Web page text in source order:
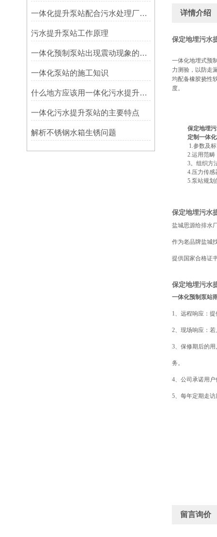
一体化提升泵站配合污水处理厂肩负重要使命
污水提升泵站工作原理
一体化预制泵站出现震动现象的原因
一体化泵站的施工知识
什么地方应该用一体化污水提升泵站
一体化污水提升泵站的主要特点
解析不锈钢水箱生锈问题
详情介绍
保定地埋污水
一体化地埋式预
力测验，以防走
均配备橡胶挠性
度。
保定地埋
定制一体
1.参数及
2.运用范畴
3。组织方
4.压力传
5.泵站规
保定地埋污水
盐城思源给排水
作为老品牌盐城
提供国家合格证
保定地埋污水
一体化预制泵站
1、远程响应：
2、现场响应：
3、保修期后的
务。
4、公司承诺用
5、每年定期走
留言询价